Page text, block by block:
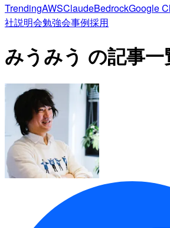
TrendingAWSClaudeBedrockGoogle
社説明会勉強会事例採用
みうみう の記事一